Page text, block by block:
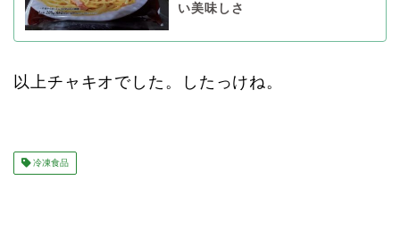
い美味しさ
以上チャキオでした。したっけね。
冷凍食品